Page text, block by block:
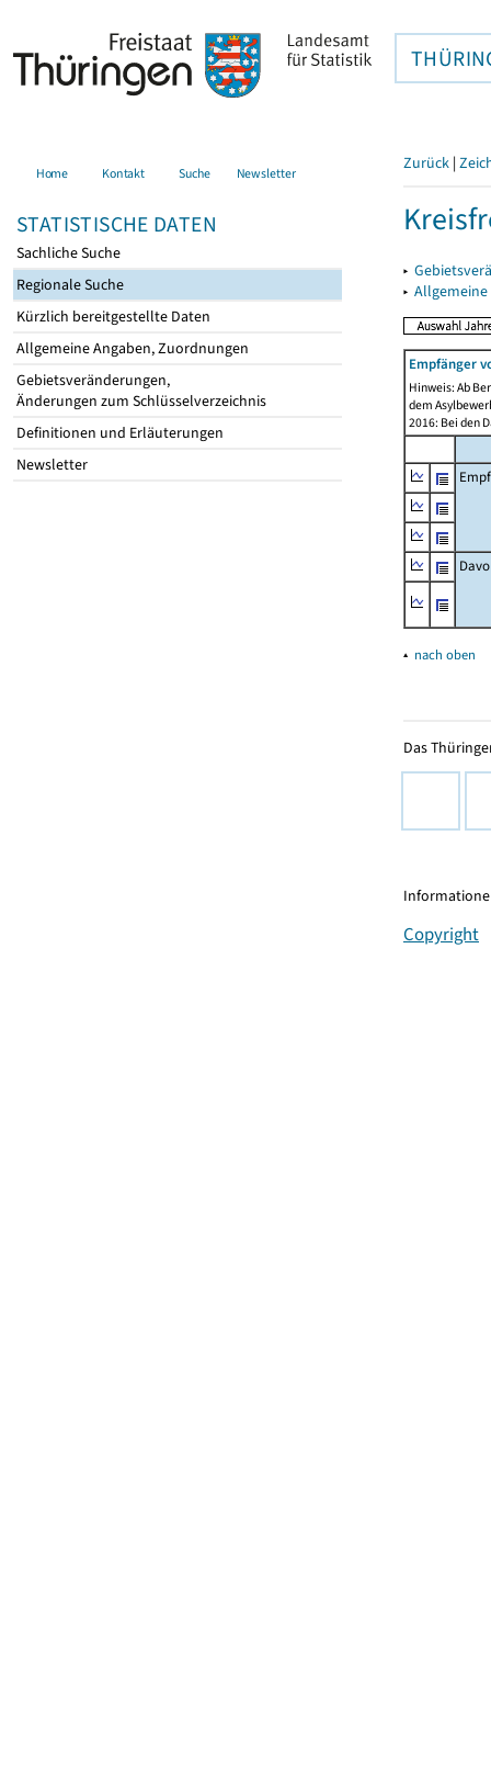
Home Kontakt Suche Newsletter
STATISTISCHE DATEN
Sachliche Suche
Regionale Suche
Kürzlich bereitgestellte Daten
Allgemeine Angaben, Zuordnungen
Gebietsveränderungen,
Änderungen zum Schlüsselverzeichnis
Definitionen und Erläuterungen
Newsletter
Zurück |
▸
▸
Empfänger
Hinweis: Ab
dem
2016: Bei den
▴ nach oben
Das
Copyright